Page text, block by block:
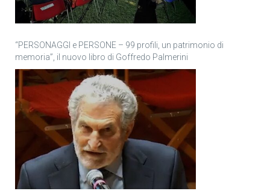
“PERSONAGGI e PERSONE – 99 profili, un patrimonio di
memoria”, il nuovo libro di Goffredo Palmerini